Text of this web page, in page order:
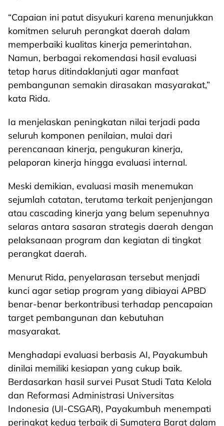
“Capaian ini patut disyukuri karena menunjukkan
komitmen seluruh perangkat daerah dalam
memperbaiki kualitas kinerja pemerintahan.
Namun, berbagai rekomendasi hasil evaluasi
tetap harus ditindaklanjuti agar manfaat
pembangunan semakin dirasakan masyarakat,”
kata Rida.
Ia menjelaskan peningkatan nilai terjadi pada
seluruh komponen penilaian, mulai dari
perencanaan kinerja, pengukuran kinerja,
pelaporan kinerja hingga evaluasi internal.
Meski demikian, evaluasi masih menemukan
sejumlah catatan, terutama terkait penjenjangan
atau cascading kinerja yang belum sepenuhnya
selaras antara sasaran strategis daerah dengan
pelaksanaan program dan kegiatan di tingkat
perangkat daerah.
Menurut Rida, penyelarasan tersebut menjadi
kunci agar setiap program yang dibiayai APBD
benar-benar berkontribusi terhadap pencapaian
target pembangunan dan kebutuhan
masyarakat.
Menghadapi evaluasi berbasis AI, Payakumbuh
dinilai memiliki kesiapan yang cukup baik.
Berdasarkan hasil survei Pusat Studi Tata Kelola
dan Reformasi Administrasi Universitas
Indonesia (UI-CSGAR), Payakumbuh menempati
peringkat kedua terbaik di Sumatera Barat dalam